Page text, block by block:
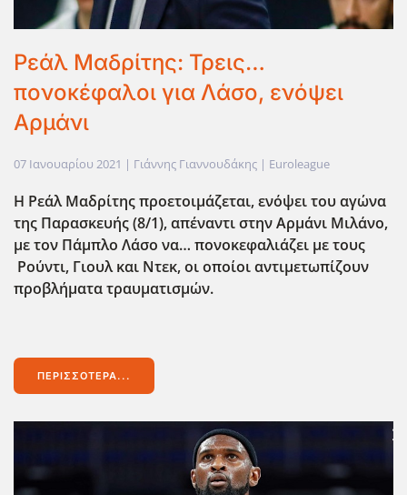
Ρεάλ Μαδρίτης: Τρεις…
πονοκέφαλοι για Λάσο, ενόψει
Αρμάνι
07 Ιανουαρίου 2021 | Γιάννης Γιαννουδάκης | Euroleague
Η Ρεάλ Μαδρίτης προετοιμάζεται, ενόψει του αγώνα
της Παρασκευής (8/1), απέναντι στην Αρμάνι Μιλάνο,
με τον Πάμπλο Λάσο να… πονοκεφαλιάζει με τους
Ρούντι, Γιουλ και Ντεκ, οι οποίοι αντιμετωπίζουν
προβλήματα τραυματισμών.
ΠΕΡΙΣΣΌΤΕΡΑ...